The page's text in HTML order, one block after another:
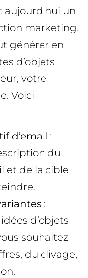
aujourd’hui un
marketing.
générer en
d’objets
votre
Voici
d’email :
du
et de la cible
:
d’objets
souhaitez
du clivage,